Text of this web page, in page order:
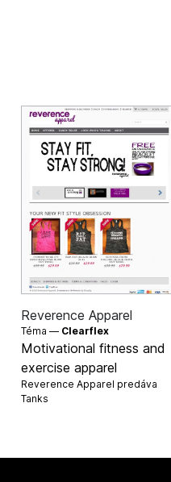
Reverence Apparel
Téma — Clearflex
Motivational fitness and
exercise apparel
Reverence Apparel predáva
Tanks